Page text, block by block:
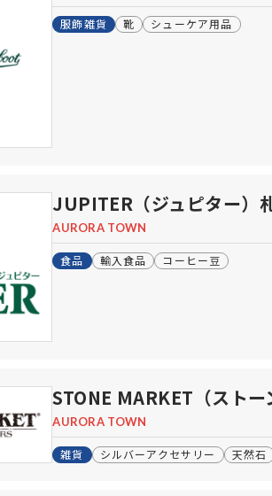
服飾雑貨 靴 シューケア用品
JUPITER（ジュピター）
AURORA TOWN
食品 輸入食品 コーヒー豆
STONE MARKET（スト
AURORA TOWN
雑貨 シルバーアクセサリー 天然石